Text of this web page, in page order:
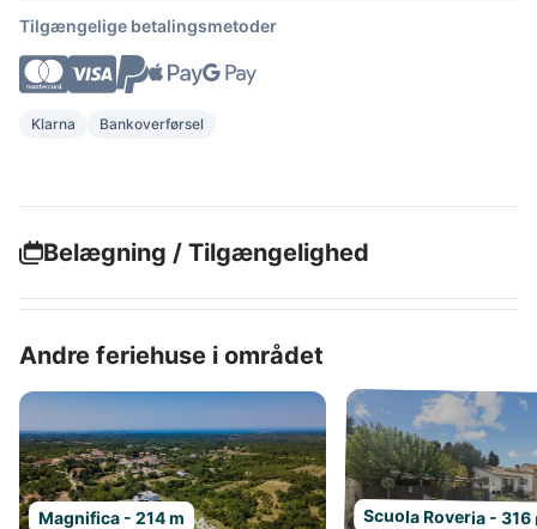
Tilgængelige betalingsmetoder
Klarna Bankoverførsel
Belægning / Tilgængelighed
Andre feriehuse i området
Magnifica - 214 m Scuola Roveria - 316